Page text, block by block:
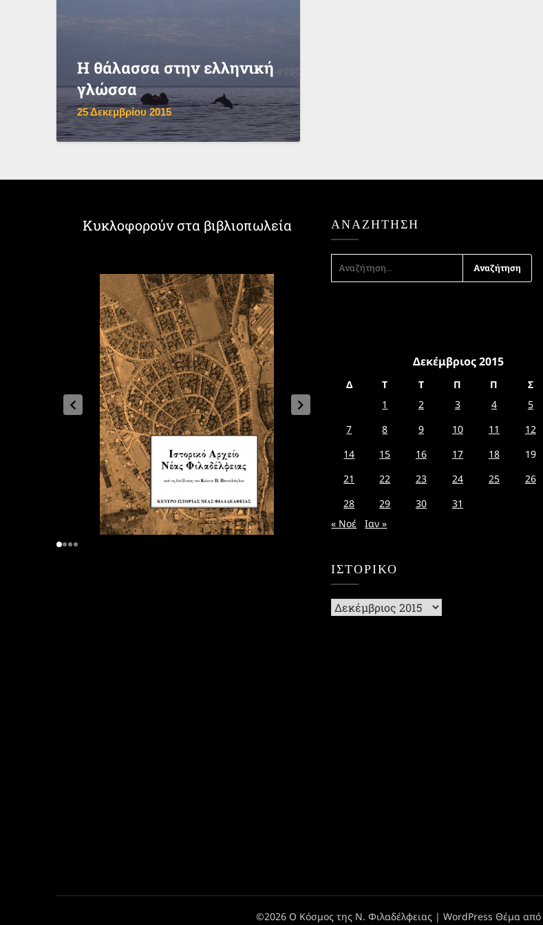
Η θάλασσα στην ελληνική
γλώσσα
25 Δεκεμβρίου 2015
Κυκλοφορούν στα βιβλιοπωλεία ΑΝΑΖΉΤΗΣΗ
ΓΙΑ:
Δεκέμβριος 2015
Δ Τ Τ Π Π Σ
1
2 3 4 5
7
8 9 10 11 12
14
15 16 17 18 19
21
22 23 24 25 26
28
29 30
31
« Νοέ
Ιαν »
ΙΣΤΟΡΙΚΌ
Ιστορικό
©2026 Ο Κόσμος της Ν. Φιλαδέλφειας | WordPress Θέμα από